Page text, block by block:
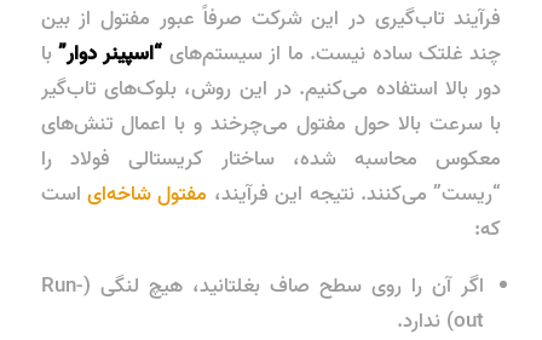
فرآیند تاب‌گیری در این شرکت صرفاً عبور مفتول از بین
چند غلتک ساده نیست. ما از سیستم‌های “اسپینر دوار”با
دور بالا استفاده می‌کنیم. در این روش، بلوک‌های تاب‌گیر
با سرعت بالا حول مفتول می‌چرخند و با اعمال تنش‌های
معکوس محاسبه شده، ساختار کریستالی فولاد را
“ریست” می‌کنند. نتیجه این فرآیند، مفتول شاخه‌ایاست
که:
اگر آن را روی سطح صاف بغلتانید، هیچ لنگی (Run-
out) ندارد.